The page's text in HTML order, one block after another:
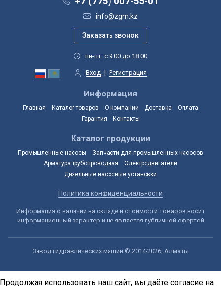
info@zgm.kz
пн-пт: с 9:00 до 18:00
Вход | Регистрация
Информация
Главная Каталог товаров О компании Доставка
Оплата
Гарантия
Контакты
Каталог продукции
Промышленные насосы
Запчасти для промышленных насосов
Арматура трубопроводная
Электродвигатели
Дизельные насосные установки
Политика конфиденциальности
Информация о наличии на складе и стоимости товаров носит
информационный характер и не является публичной офертой
Завод гидравлических машин © 2014-2026, Алматы
Продолжая использовать наш сайт, вы даёте согласие на